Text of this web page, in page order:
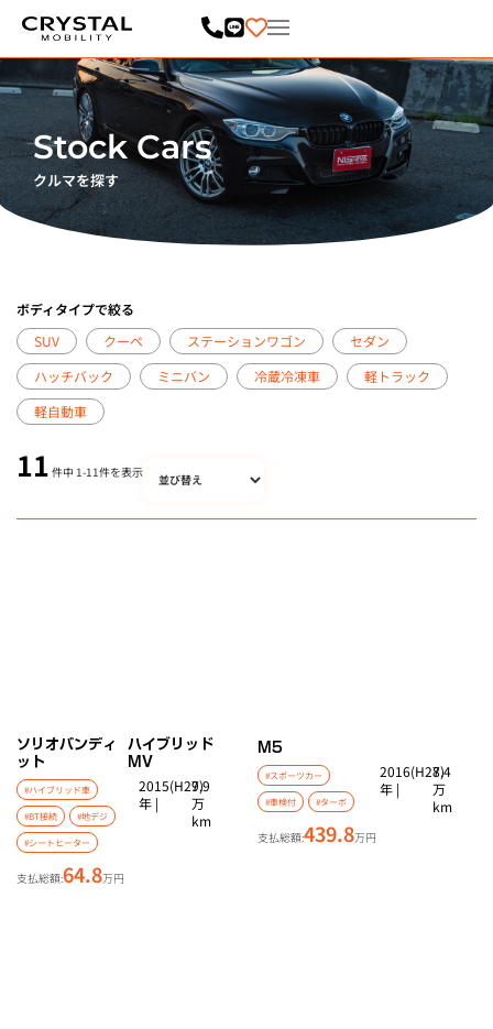
ッ
プ
Stock Cars
クルマを探す
ボディタイプで絞る
SUV
クーペ ステーションワゴン
セダン
ハッチバック
ミニバン 冷蔵冷凍車
軽トラック
軽自動車
11 件中 1-11件を表示
ソリオバンディ
ット
ハイブリッド
MV
#ハイブリッド車
#BT接続 #地デジ
#シートヒーター
2015(H27)
年 |
9.9
万
km
支払総額:64.8万円
M5
#スポーツカー
#車検付 #ターボ
2016(H28)
年 |
7.4
万
km
支払総額:439.8万円